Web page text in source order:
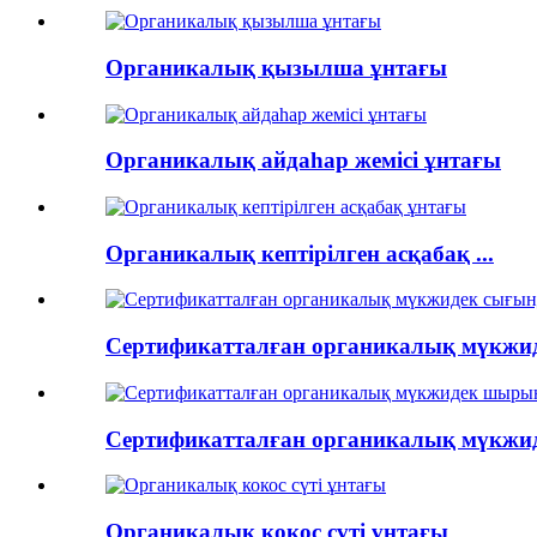
Органикалық қызылша ұнтағы
Органикалық айдаһар жемісі ұнтағы
Органикалық кептірілген асқабақ ...
Сертификатталған органикалық
Сертификатталған органикалық
Органикалық кокос сүті ұнтағы